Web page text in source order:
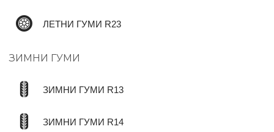
ЛЕТНИ ГУМИ R23
ЗИМНИ ГУМИ
ЗИМНИ ГУМИ R13
ЗИМНИ ГУМИ R14